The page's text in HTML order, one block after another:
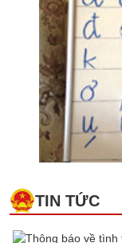
TIN TỨC